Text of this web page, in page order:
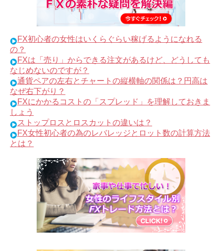
FX初心者の女性はいくらぐらい稼げるようになれる
の？
FXは「売り」からできる注文があるけど、どうしても
なじめないのですが？
通貨ペアの左右とチャートの縦横軸の関係は？円高は
なぜ右下がり？
FXにかかるコストの「スプレッド」を理解しておきま
しょう
ストップロスとロスカットの違いは？
FX女性初心者の為のレバレッジとロット数の計算方法
とは？